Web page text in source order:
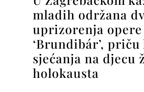
mladih održana
uprizorenja opere
‘Brundibár’, priču
sjećanja na djecu
holokausta